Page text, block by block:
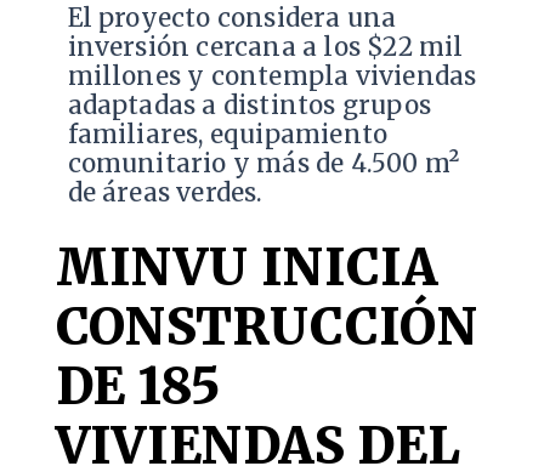
El proyecto considera una
inversión cercana a los $22 mil
millones y contempla viviendas
adaptadas a distintos grupos
familiares, equipamiento
comunitario y más de 4.500 m²
de áreas verdes.
MINVU INICIA
CONSTRUCCIÓN
DE 185
VIVIENDAS DEL